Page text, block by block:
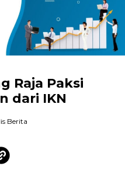
Raja Paksi
dari IKN
Berita